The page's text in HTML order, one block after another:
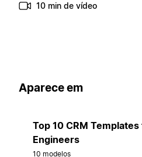
10 min de vídeo
Aparece em
Top 10 CRM
Engineers
10 modelos